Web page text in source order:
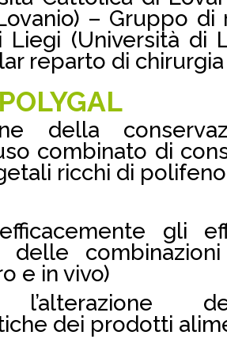
– Gruppo
Liegi (Università di
reparto di chirurgia
della
combinato di
ricchi di
gli
delle
e in vivo)
l’alterazione
dei prodotti